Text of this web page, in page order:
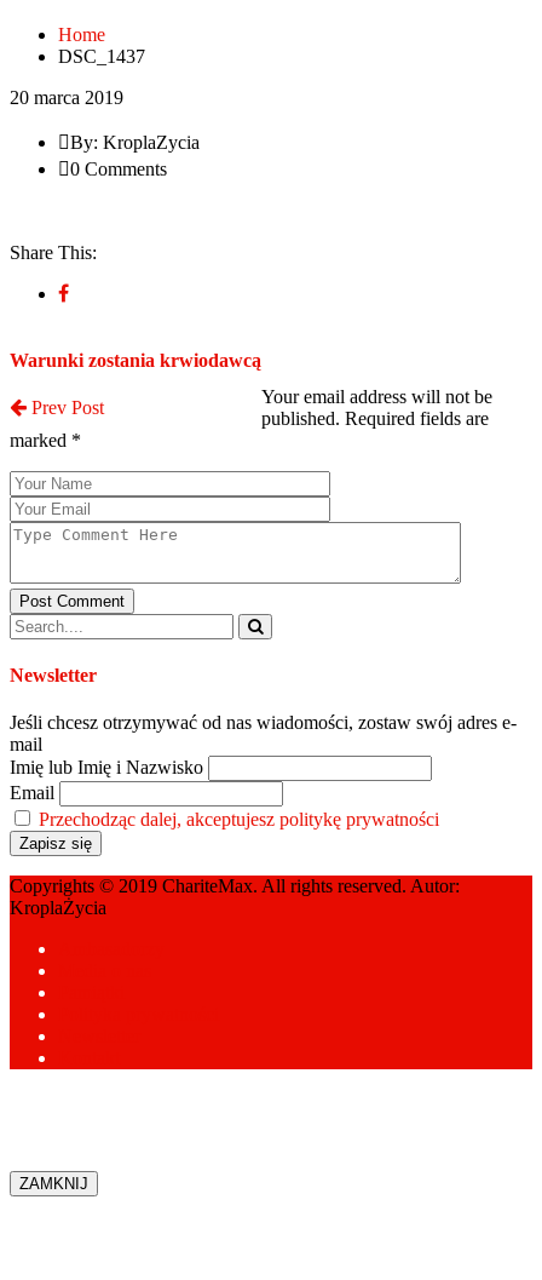
Home
DSC_1437
20 marca 2019
By: KroplaZycia
0 Comments
Share This:
Warunki zostania krwiodawcą
Prev Post
Your email address will not be
published. Required fields are
marked *
Post Comment
Newsletter
Jeśli chcesz otrzymywać od nas wiadomości, zostaw swój adres e-
mail
Imię lub Imię i Nazwisko
Email
Przechodząc dalej, akceptujesz politykę prywatności
Copyrights © 2019 ChariteMax. All rights reserved. Autor:
KroplaŻycia
ZAMKNIJ